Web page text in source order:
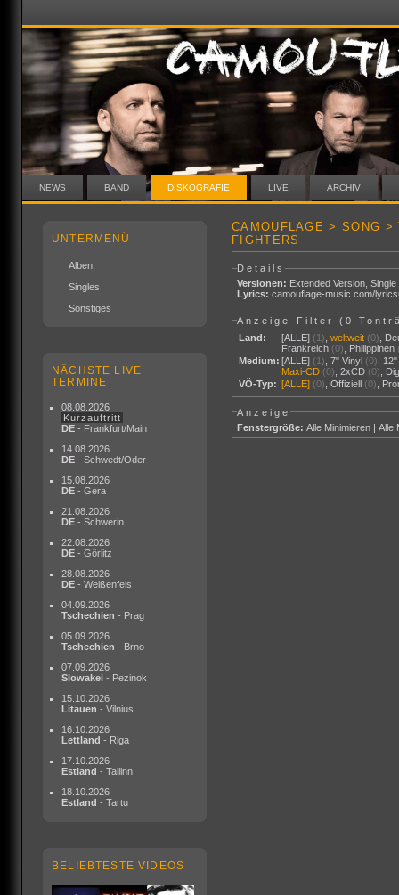
NEWS BAND DISKOGRAFIE LIVE ARCHIV
UNTERMENÜ
Alben
Singles
Sonstiges
NÄCHSTE LIVE
TERMINE
08.08.2026
Kurzauftritt
DE - Frankfurt/Main
14.08.2026
DE - Schwedt/Oder
15.08.2026
DE - Gera
21.08.2026
DE - Schwerin
22.08.2026
DE - Görlitz
28.08.2026
DE - Weißenfels
04.09.2026
Tschechien - Prag
05.09.2026
Tschechien - Brno
07.09.2026
Slowakei - Pezinok
15.10.2026
Litauen - Vilnius
16.10.2026
Lettland - Riga
17.10.2026
Estland - Tallinn
18.10.2026
Estland - Tartu
BELIEBTESTE VIDEOS
CAMOUFLAGE > SONG
FIGHTERS
Details
Versionen: Extended Version,Single
Lyrics: camouflage-music.com/
Anzeige-Filter (0
Land:
[ALLE] (1) ,weltweit (0)
Frankreich (0) Philippinen
Medium: [ALLE] (1) ,7" Vinyl (0)
Maxi-CD (0) ,2xCD (0)
VÖ-Typ: [ALLE] (0) ,Offiziell (0)
Anzeige
Fenstergröße: Alle Minimieren |Alle